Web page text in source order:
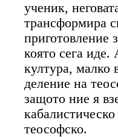
ученик,
трансформира
приготовление
която сега иде.
култура, малко
деление на
защото ние я
теософско.